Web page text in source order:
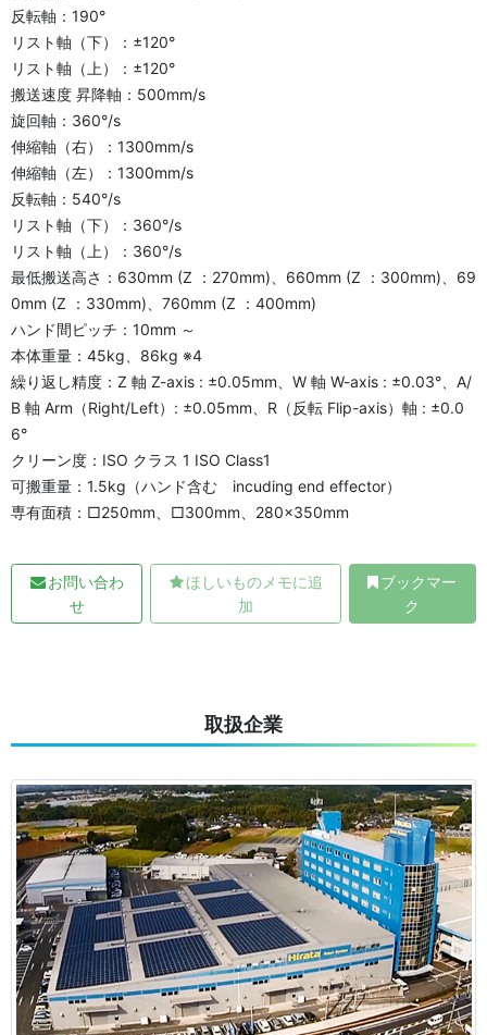
反転軸：190°
リスト軸（下）：±120°
リスト軸（上）：±120°
搬送速度 昇降軸：500mm/s
旋回軸：360°/s
伸縮軸（右）：1300mm/s
伸縮軸（左）：1300mm/s
反転軸：540°/s
リスト軸（下）：360°/s
リスト軸（上）：360°/s
最低搬送高さ：630mm (Z ：270mm)、660mm (Z ：300mm)、69
0mm (Z ：330mm)、760mm (Z ：400mm)
ハンド間ピッチ：10mm ～
本体重量：45kg、86kg ※4
繰り返し精度：Z 軸 Z-axis : ±0.05mm、W 軸 W-axis : ±0.03°、A/
B 軸 Arm（Right/Left）: ±0.05mm、R（反転 Flip-axis）軸 : ±0.0
6°
クリーン度：ISO クラス 1 ISO Class1
可搬重量：1.5kg（ハンド含む incuding end effector）
専有面積：□250mm、□300mm、280×350mm
お問い合わ
せ
ほしいものメモに追
加
ブックマー
ク
取扱企業